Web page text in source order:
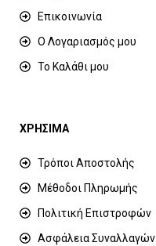
Επικοινωνία
Ο Λογαριασμός μου
Το Καλάθι μου
ΧΡΗΣΙΜΑ
Τρόποι Αποστολής
Μέθοδοι Πληρωμής
Πολιτική Επιστροφών
Ασφάλεια Συναλλαγών